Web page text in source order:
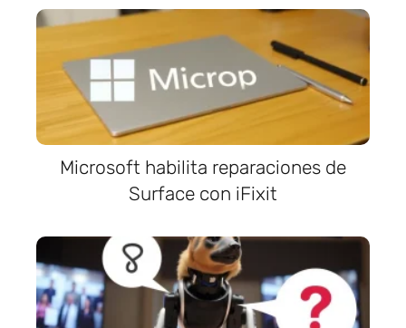
Microsoft habilita reparaciones de
Surface con iFixit